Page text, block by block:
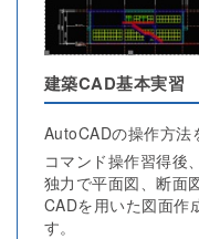
建築CAD基本実習
AutoCADの操作方法
コマンド操作習得後
独力で平面図、断面
CADを用いた図面作
す。